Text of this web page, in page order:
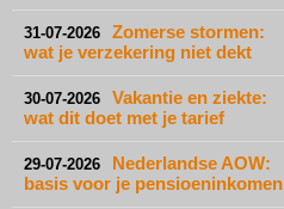
31-07-2026
Zomerse stormen:
wat je verzekering niet dekt
30-07-2026
Vakantie en ziekte:
wat dit doet met je tarief
29-07-2026
Nederlandse AOW:
basis voor je pensioeninkomen